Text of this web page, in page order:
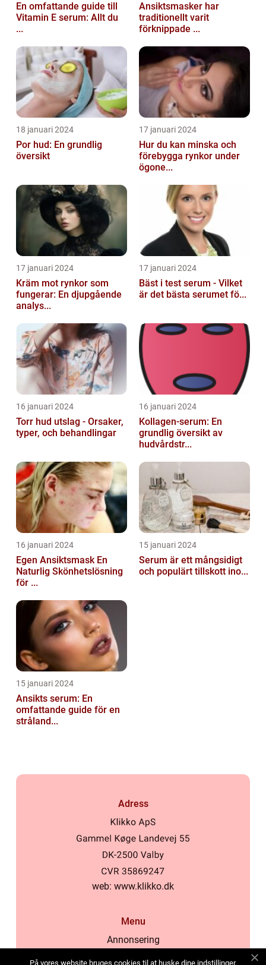
En omfattande guide till
Vitamin E serum: Allt du
...
Ansiktsmasker har
traditionellt varit
förknippade ...
18 januari 2024
Por hud: En grundlig
översikt
17 januari 2024
Hur du kan minska och
förebygga rynkor under
ögone...
17 januari 2024
Kräm mot rynkor som
fungerar: En djupgående
analys...
17 januari 2024
Bäst i test serum - Vilket
är det bästa serumet fö...
16 januari 2024
Torr hud utslag - Orsaker,
typer, och behandlingar
16 januari 2024
Kollagen-serum: En
grundlig översikt av
hudvårdstr...
16 januari 2024
Egen Ansiktsmask En
Naturlig Skönhetslösning
för ...
15 januari 2024
Serum är ett mångsidigt
och populärt tillskott ino...
15 januari 2024
Ansikts serum: En
omfattande guide för en
stråland...
Adress
web: www.klikko.dk
Menu
Annonsering
På vores website bruges cookies til at huske dine indstillinger,